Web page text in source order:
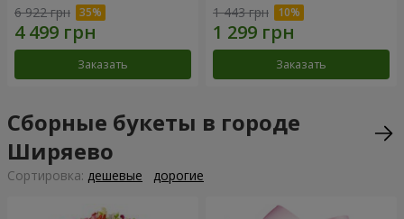
6 922 грн
Заказать
1 443 грн
Заказать
Сборные букеты в городе
Ширяево
Cортировка: дешевые дорогие